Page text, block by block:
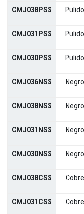
CMJ038PSS Pulido
CMJ031PSS Pulido
CMJ030PSS Pulido
CMJ036NSS Negro
CMJ038NSS Negro
CMJ031NSS Negro
CMJ030NSS Negro
CMJ038CSS Cobre
CMJ031CSS Cobre